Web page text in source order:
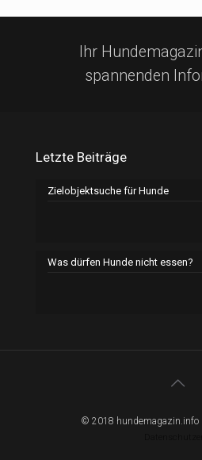
Ihr
spannenden
Letzte Beiträge
Zielobjektsuche für Hunde
Was dürfen Hunde nicht essen?
© 2018 hundemagazin.info